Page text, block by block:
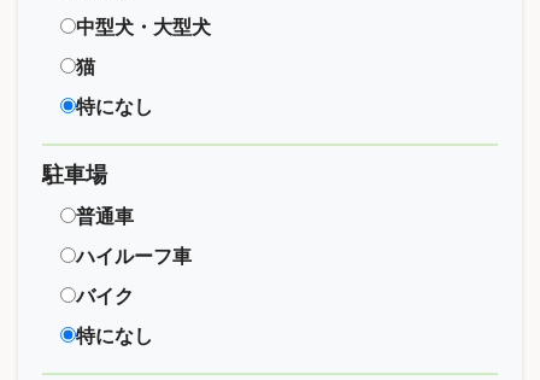
中型犬・大型犬
猫
特になし
駐車場
普通車
ハイルーフ車
バイク
特になし